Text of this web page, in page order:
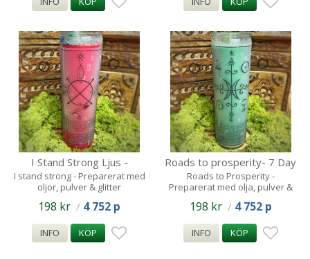
I Stand Strong Ljus -
140tim
I stand strong - Preparerat med
oljor, pulver & glitter
198 kr / 4 752 p
INFO KÖP
Roads to prosperity- 7 Day
Spell Candle-140tim
Roads to Prosperity -
Preparerat med olja, pulver &
198 kr / 4 752 p
INFO KÖP